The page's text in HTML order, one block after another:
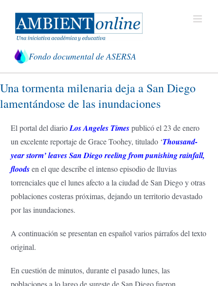
contenido
Fondo documental de ASERSA
Una tormenta milenaria deja a San Diego
lamentándose de las inundaciones
El portal del diarioLos Angeles Timespublicó el 23 de enero
un excelente reportaje de Grace Toohey, titulado ‘Thousand-
year storm’ leaves San Diego reeling from punishing rainfall,
floodsen el que describe el intenso episodio de lluvias
torrenciales que el lunes afecto a la ciudad de San Diego y otras
poblaciones costeras próximas, dejando un territorio devastado
por las inundaciones.
A continuación se presentan en español varios párrafos del texto
original.
En cuestión de minutos, durante el pasado lunes, las
poblaciones a lo largo de sureste de San Diego fueron